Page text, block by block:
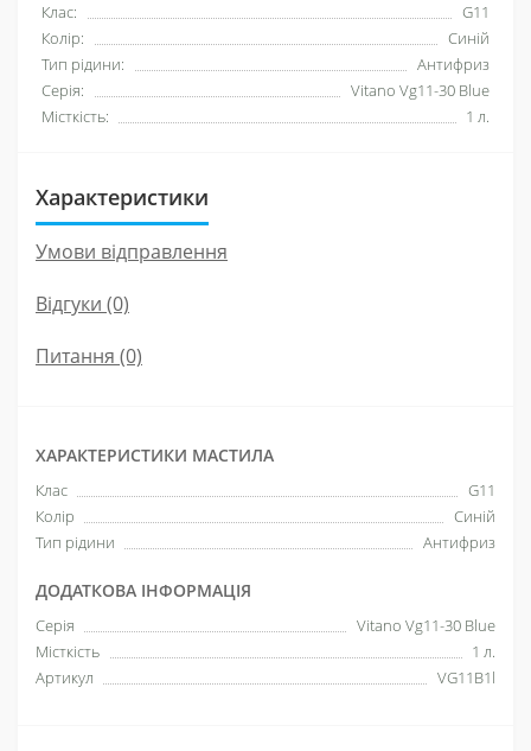
Клас:
G11
Колір:
Синій
Тип рідини:
Антифриз
Серія:
Vitano Vg11-30 Blue
Місткість:
1 л.
Характеристики
Умови відправлення
Відгуки (0)
Питання (0)
ХАРАКТЕРИСТИКИ МАСТИЛА
Клас
G11
Колір
Синій
Тип рідини
Антифриз
ДОДАТКОВА ІНФОРМАЦІЯ
Серія
Vitano Vg11-30 Blue
Місткість
1 л.
Артикул
VG11B1l